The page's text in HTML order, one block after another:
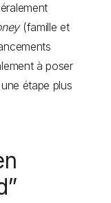
(famille et
à poser
étape plus